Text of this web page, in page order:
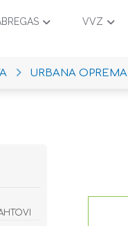
VVZ
URBANA OPREMA